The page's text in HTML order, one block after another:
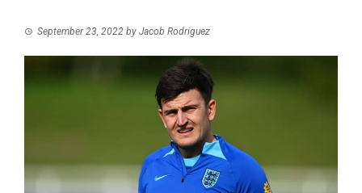
September 23, 2022 by Jacob Rodriguez